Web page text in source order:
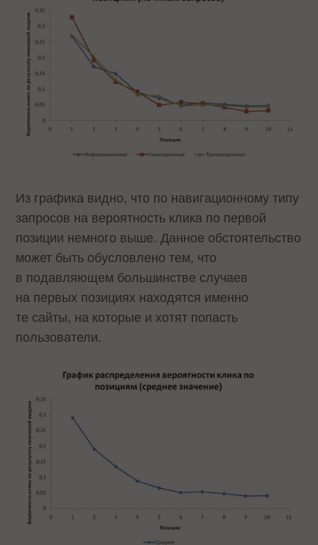
Из графика видно, что по навигационному типу
запросов на вероятность клика по первой
позиции немного выше. Данное обстоятельство
может быть обусловлено тем, что
в подавляющем большинстве случаев
на первых позициях находятся именно
те сайты, на которые и хотят попасть
пользователи.